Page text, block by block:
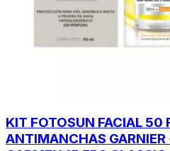
KIT FOTOSUN FACIAL 50
ANTIMANCHAS